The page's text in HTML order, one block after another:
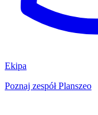
Ekipa
Poznaj zespół Planszeo